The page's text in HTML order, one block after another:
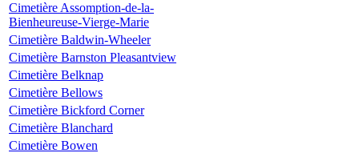
Cimetière Assomption-de-la-
Bienheureuse-Vierge-Marie
Cimetière Baldwin-Wheeler
Cimetière Barnston Pleasantview
Cimetière Belknap
Cimetière Bellows
Cimetière Bickford Corner
Cimetière Blanchard
Cimetière Bowen